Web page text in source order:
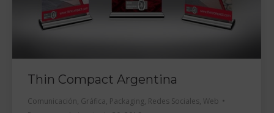
Thin Compact Argentina
Comunicación, Gráfica, Packaging, Redes Sociales, Web